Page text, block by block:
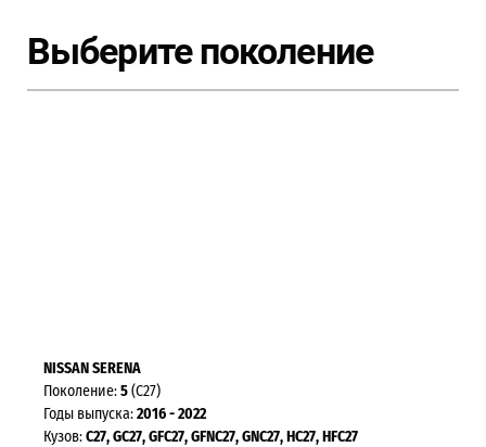
Выберите поколение
NISSAN SERENA
Поколение:5(C27)
Годы выпуска:2016 - 2022
Кузов:C27,GC27, GFC27, GFNC27, GNC27,HC27, HFC27